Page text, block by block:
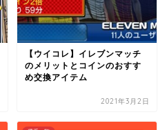
【ウイコレ】イレブンマッチ
のメリットとコインのおすす
め交換アイテム
2021年3月2日